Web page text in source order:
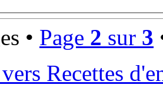
• Page 2 sur 3
Recettes